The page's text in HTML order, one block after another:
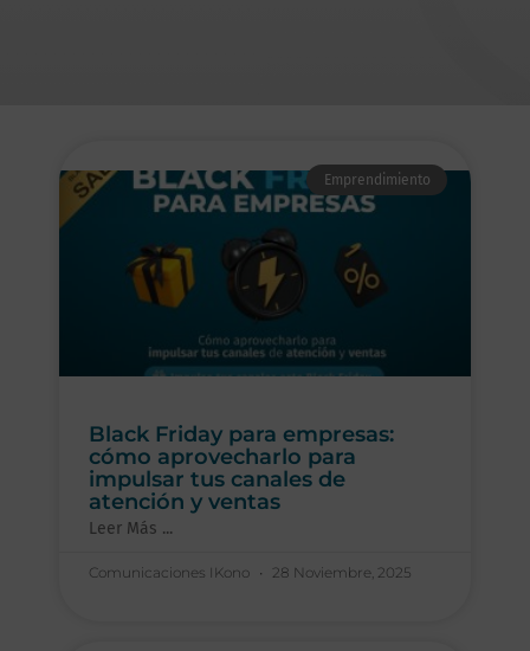
Emprendimiento
Black Friday para empresas:
cómo aprovecharlo para
impulsar tus canales de
atención y ventas
Leer Más ...
Comunicaciones IKono 28 Noviembre, 2025